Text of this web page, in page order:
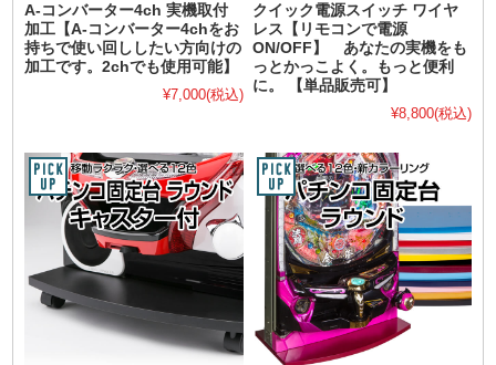
A-コンバーター4ch 実機取付
加工【A-コンバーター4chをお
持ちで使い回ししたい方向けの
加工です。2chでも使用可能】
¥7,000(税込)
クイック電源スイッチ ワイヤ
レス【リモコンで電源
ON/OFF】 あなたの実機をも
っとかっこよく。もっと便利
に。 【単品販売可】
¥8,800(税込)